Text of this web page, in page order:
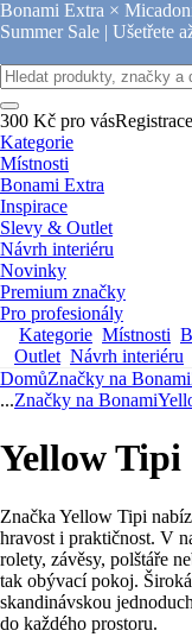
Bonami Extra ×
Summer Sale | Ušetřete
300 Kč pro vásRegistrace
Kategorie
Místnosti
Bonami Extra
Inspirace
Slevy & Outlet
Návrh interiéru
Novinky
Premium značky
Pro profesionály
Kategorie Místnosti
Outlet Návrh interiéru
DomůZnačky na Bonami
...Značky na Bonami
Yellow Tipi
Značka Yellow Tipi
hravost i praktičnost. V
rolety, závěsy, polštáře
tak obývací pokoj.
skandinávskou
do každého prostoru.